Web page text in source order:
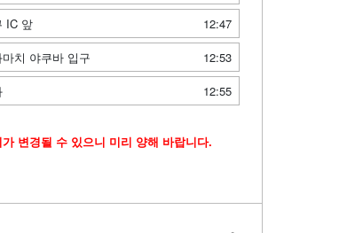
IC 앞
12:47
치 야쿠바 입구
12:53
12:55
변경될 수 있으니 미리 양해 바랍니다.